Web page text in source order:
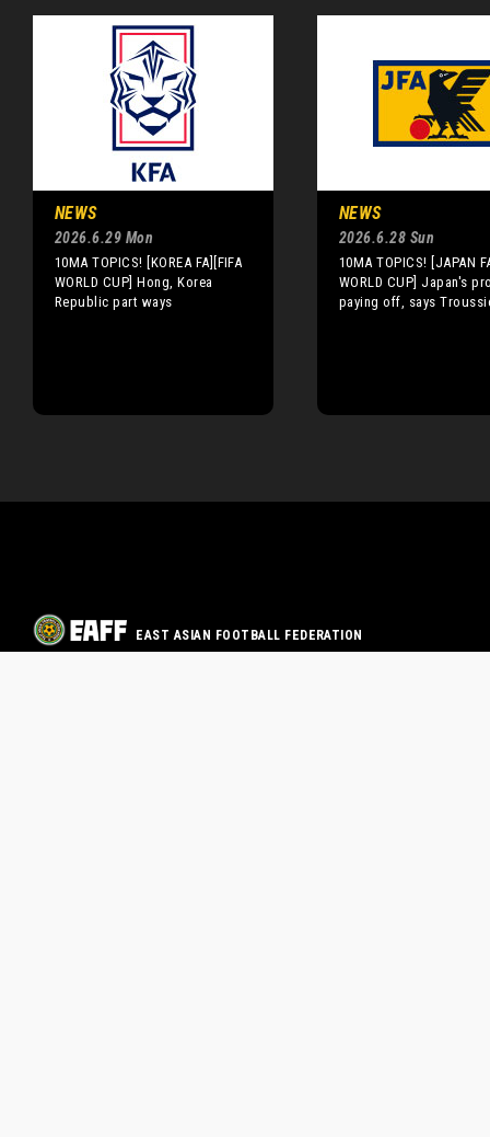
NEWS
2026.6.29 Mon
10MA TOPICS! [KOREA FA][FIFA
WORLD CUP] Hong, Korea
Republic part ways
NEWS
2026.6.28 Sun
10MA TOPICS! [JAPAN
WORLD CUP] Japan's
paying off, says
EAST ASIAN FOOTBALL FEDERATION